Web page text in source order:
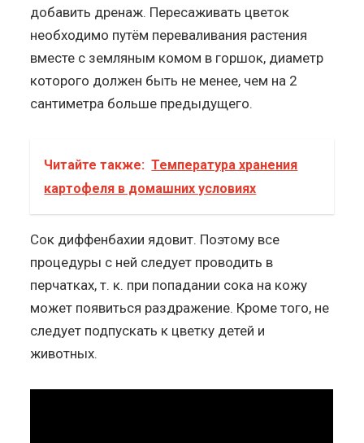
добавить дренаж. Пересаживать цветок
необходимо путём переваливания растения
вместе с земляным комом в горшок, диаметр
которого должен быть не менее, чем на 2
сантиметра больше предыдущего.
Читайте также: Температура хранения
картофеля в домашних условиях
Сок диффенбахии ядовит. Поэтому все
процедуры с ней следует проводить в
перчатках, т. к. при попадании сока на кожу
может появиться раздражение. Кроме того, не
следует подпускать к цветку детей и
животных.